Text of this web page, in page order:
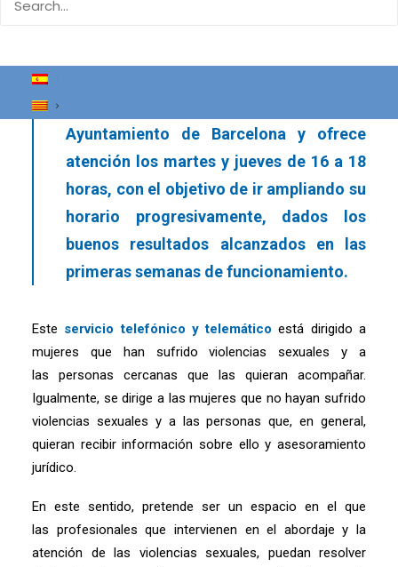
Ayuntamiento de Barcelona y ofrece
atención los martes y jueves de 16 a 18
horas, con el objetivo de ir ampliando su
horario progresivamente, dados los
buenos resultados alcanzados en las
primeras semanas de funcionamiento.
Este servicio telefónico y telemático está dirigido a
mujeres que han sufrido violencias sexuales y a
las personas cercanas que las quieran acompañar.
Igualmente, se dirige a las mujeres que no hayan sufrido
violencias sexuales y a las personas que, en general,
quieran recibir información sobre ello y asesoramiento
jurídico.
En este sentido, pretende ser un espacio en el que
las profesionales que intervienen en el abordaje y la
atención de las violencias sexuales, puedan resolver